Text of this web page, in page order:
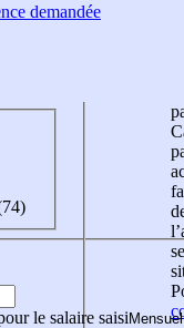
demandée
le salaire saisi